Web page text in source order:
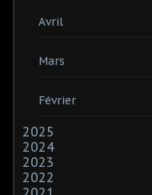
Avril
Mars
Février
2025
2024
2023
2022